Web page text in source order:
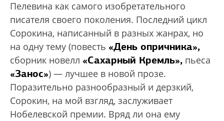
Пелевина как самого изобретательного
писателя своего поколения. Последний цикл
Сорокина, написанный в разных жанрах, но
на одну тему (повесть «День опричника»,
сборник новелл «Сахарный Кремль», пьеса
«Занос») — лучшее в новой прозе.
Поразительно разнообразный и дерзкий,
Сорокин, на мой взгляд, заслуживает
Нобелевской премии. Вряд ли она ему